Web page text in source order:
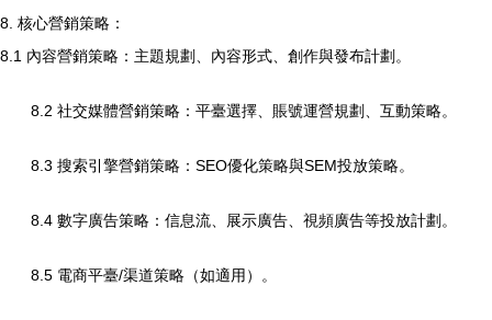
8. 核心營銷策略：
8.1 內容營銷策略：主題規劃、內容形式、創作與發布計劃。
8.2 社交媒體營銷策略：平臺選擇、賬號運營規劃、互動策略。
8.3 搜索引擎營銷策略：SEO優化策略與SEM投放策略。
8.4 數字廣告策略：信息流、展示廣告、視頻廣告等投放計劃。
8.5 電商平臺/渠道策略（如適用）。